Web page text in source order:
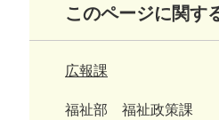
このページに関す
広報課
福祉部 福祉政策課